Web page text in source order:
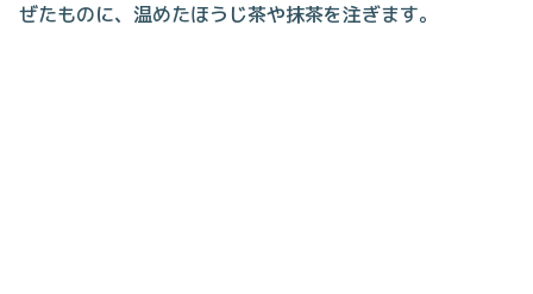
ぜたものに、温めたほうじ茶や抹茶を注ぎます。